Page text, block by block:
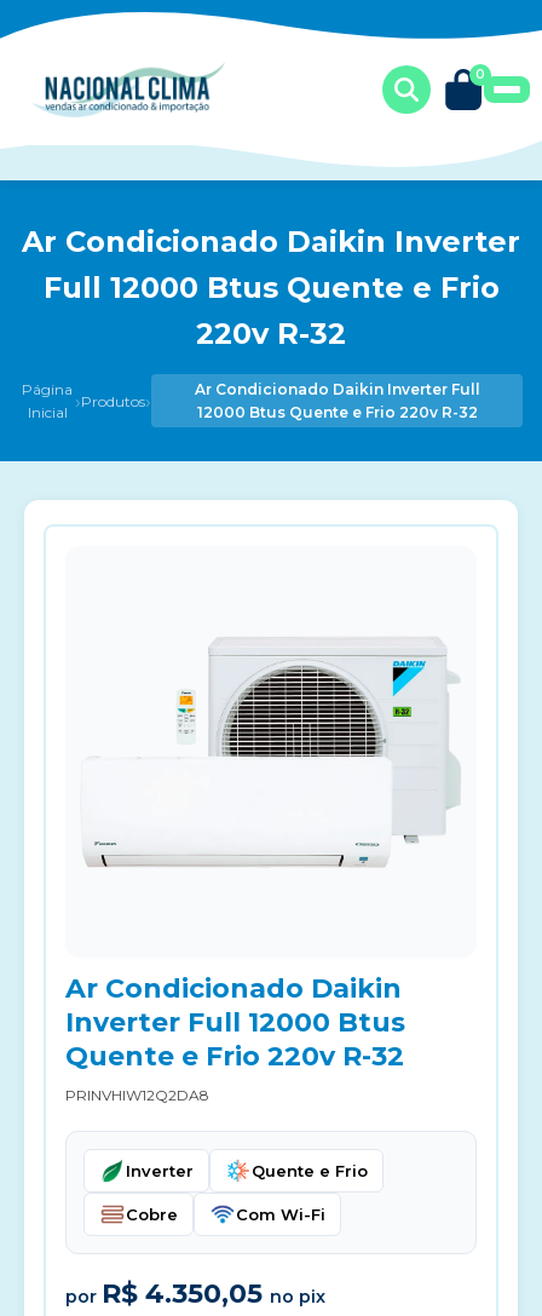
0
Ar Condicionado Daikin Inverter
Full 12000 Btus Quente e Frio
220v R-32
Página
Inicial ›Produtos›
Ar Condicionado Daikin Inverter Full
12000 Btus Quente e Frio 220v R-32
Ar Condicionado Daikin
Inverter Full 12000 Btus
Quente e Frio 220v R-32
PRINVHIW12Q2DA8
Inverter Quente e Frio
Cobre Com Wi-Fi
por R$ 4.350,05 no pix